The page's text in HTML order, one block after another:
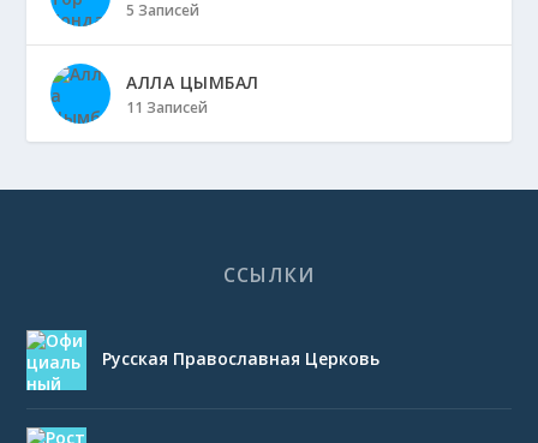
5 Записей
АЛЛА ЦЫМБАЛ
11 Записей
ССЫЛКИ
Русская Православная Церковь